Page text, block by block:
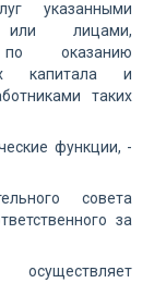
указанными
или лицами,
по оказанию
капитала и
таких
функции, -
совета
за